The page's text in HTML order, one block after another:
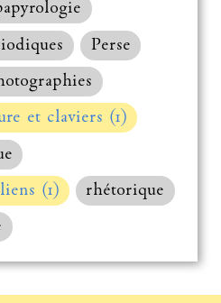
Perse
et claviers (1)
(1)
rhétorique